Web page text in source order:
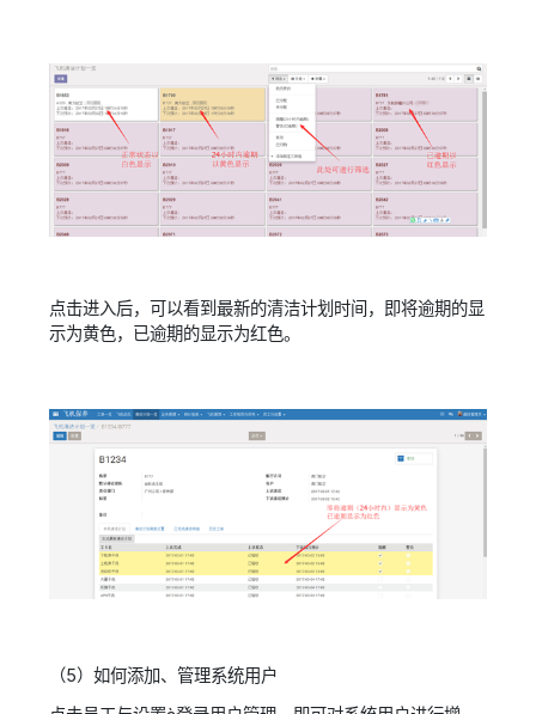
点击进入后，可以看到最新的清洁计划时间，即将逾期的显
示为黄色，已逾期的显示为红色。
（5）如何添加、管理系统用户